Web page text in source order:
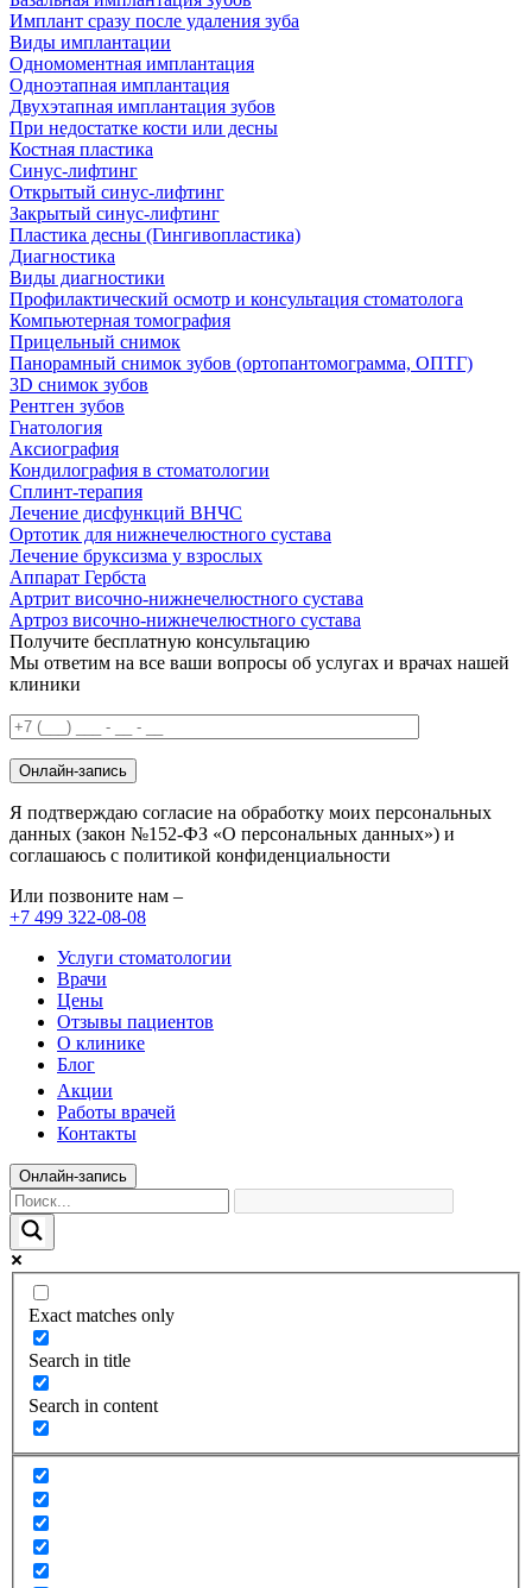
Имплант сразу после удаления зуба
Виды имплантации
Одномоментная имплантация
Одноэтапная имплантация
Двухэтапная имплантация зубов
При недостатке кости или десны
Костная пластика
Синус-лифтинг
Открытый синус-лифтинг
Закрытый синус-лифтинг
Пластика десны (Гингивопластика)
Диагностика
Виды диагностики
Профилактический осмотр и консультация стоматолога
Компьютерная томография
Прицельный снимок
Панорамный снимок зубов (ортопантомограмма, ОПТГ)
3D снимок зубов
Рентген зубов
Гнатология
Аксиография
Кондилография в стоматологии
Сплинт-терапия
Лечение дисфункций ВНЧС
Ортотик для нижнечелюстного сустава
Лечение бруксизма у взрослых
Аппарат Гербста
Артрит височно-нижнечелюстного сустава
Артроз височно-нижнечелюстного сустава
Получите бесплатную консультацию
Мы ответим на все ваши вопросы об услугах и врачах нашей
клиники
Онлайн-запись
Я подтверждаю согласие на обработку моих персональных
данных (закон №152-ФЗ «О персональных данных») и
соглашаюсь с политикой конфиденциальности
Или позвоните нам –
+7 499 322-08-08
Услуги стоматологии
Врачи
Цены
Отзывы пациентов
О клинике
Блог
Акции
Работы врачей
Контакты
Онлайн-запись
Exact matches only
Search in title
Search in content